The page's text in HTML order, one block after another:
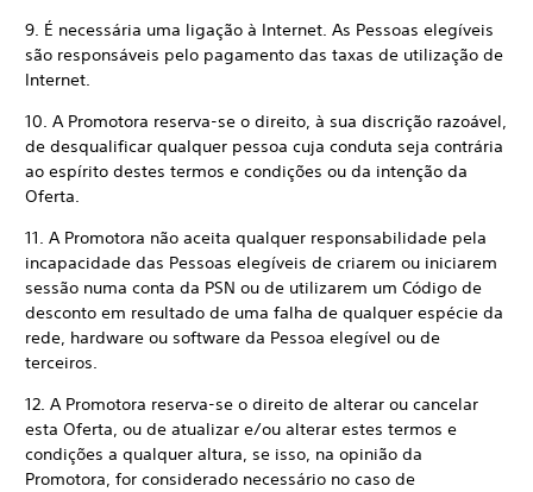
9. É necessária uma ligação à Internet. As Pessoas elegíveis
são responsáveis pelo pagamento das taxas de utilização de
Internet.
10. A Promotora reserva-se o direito, à sua discrição razoável,
de desqualificar qualquer pessoa cuja conduta seja contrária
ao espírito destes termos e condições ou da intenção da
Oferta.
11. A Promotora não aceita qualquer responsabilidade pela
incapacidade das Pessoas elegíveis de criarem ou iniciarem
sessão numa conta da PSN ou de utilizarem um Código de
desconto em resultado de uma falha de qualquer espécie da
rede, hardware ou software da Pessoa elegível ou de
terceiros.
12. A Promotora reserva-se o direito de alterar ou cancelar
esta Oferta, ou de atualizar e/ou alterar estes termos e
condições a qualquer altura, se isso, na opinião da
Promotora, for considerado necessário no caso de